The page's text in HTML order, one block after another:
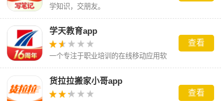
学知识，交朋友。
学天教育app
一个专注于职业培训的在线移动应用软
件
查看
货拉拉搬家小哥app
查看